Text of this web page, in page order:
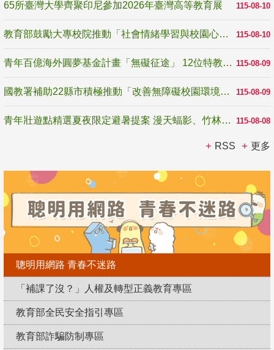
115-08-10
65所臺灣大學齊聚印尼參加2026年臺灣高等教育展
115-08-10
教育部鼓勵大專校院推動「社會情緒學習與校園心理健康促進計畫」 培育校園「心」韌性
115-08-09
青年百億海外圓夢基金計畫「無礙征途」 12位特教與弱勢青年勇闖西班牙 跨越感官限制見證生命蛻變
115-08-09
國教署補助22縣市積極推動「改善無障礙校園環境計畫」 打造友善、安全、無礙學習空間
115-08-08
青年壯遊點精選夏夜限定避暑提案 漫天蝠影、竹林尋蛙、茶香夜觀 邀青年暮色出發
RSS 更多
聰明用網路 青春不迷路
「補課了沒？」人權及轉型正義教育專區
教育部全民安全指引專區
教育部詐騙防制專區